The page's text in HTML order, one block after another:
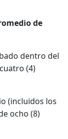
de
dentro del
(4)
(incluidos los
ocho (8)